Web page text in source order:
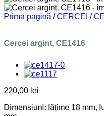
Prima pagină / CERCEI /
Cercei argint, CE1416
220,00 lei
Dimensiuni: lățime 18 mm,